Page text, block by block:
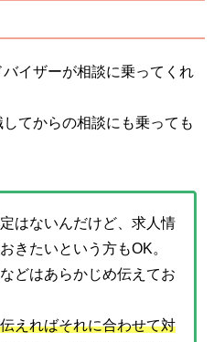
イザーが相談に乗ってくれ
てからの相談にも乗っても
はないんだけど、求人情
きたいという方もOK。
どはあらかじめ伝えてお
えればそれに合わせて対